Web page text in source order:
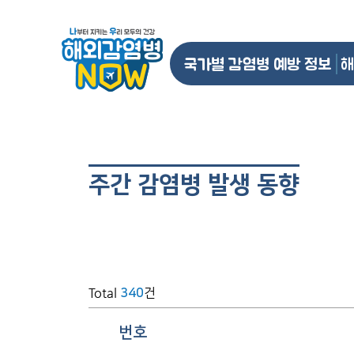
국가별 감염병 예방 정보
주간 감염병 발생 동향
Total 340건
번호